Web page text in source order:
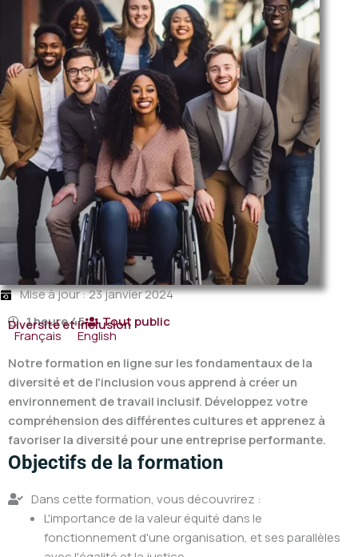
Mise à jour : 23 janvier 2024
1 heure 45
Tout public
Diversité et Inclusion
Français
English
Notre formation en ligne sur les fondamentaux de la
diversité et de l'inclusion vous apprend à créer un
environnement de travail inclusif. Développez votre
compréhension des différentes cultures et apprenez à
favoriser la diversité pour une entreprise performante.
Objectifs de la formation
Dans cette formation, vous découvrirez :
L'importance de la valeur équité dans le
fonctionnement d'une organisation, et ses parallèles